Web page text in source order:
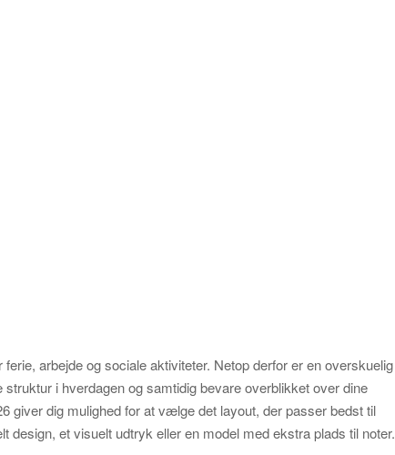
arbejde og sociale aktiviteter. Netop derfor er en overskuelig
i hverdagen og samtidig bevare overblikket over dine
giver dig mulighed for at vælge det layout, der passer bedst til
et visuelt udtryk eller en model med ekstra plads til noter.